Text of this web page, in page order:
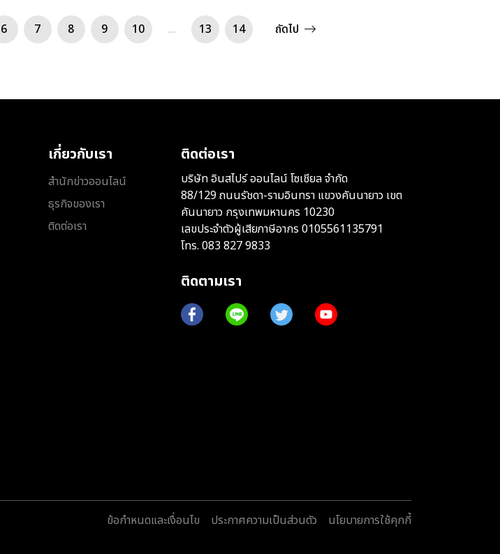
6 7 8 9 10 ... 13 14 ถัดไป
เกี่ยวกับเรา
สำนักข่าวออนไลน์
ธุรกิจของเรา
ติดต่อเรา
ติดต่อเรา
บริษัท อินสไปร์ ออนไลน์ โซเชียล จำกัด
88/129 ถนนรัชดา-รามอินทรา แขวงคันนายาว เขต
คันนายาว กรุงเทพมหานคร 10230
เลขประจำตัวผู้เสียภาษีอากร 0105561135791
โทร. 083 827 9833
ติดตามเรา
ข้อกำหนดและเงื่อนไข ประกาศความเป็นส่วนตัว นโยบายการใช้คุกกี้